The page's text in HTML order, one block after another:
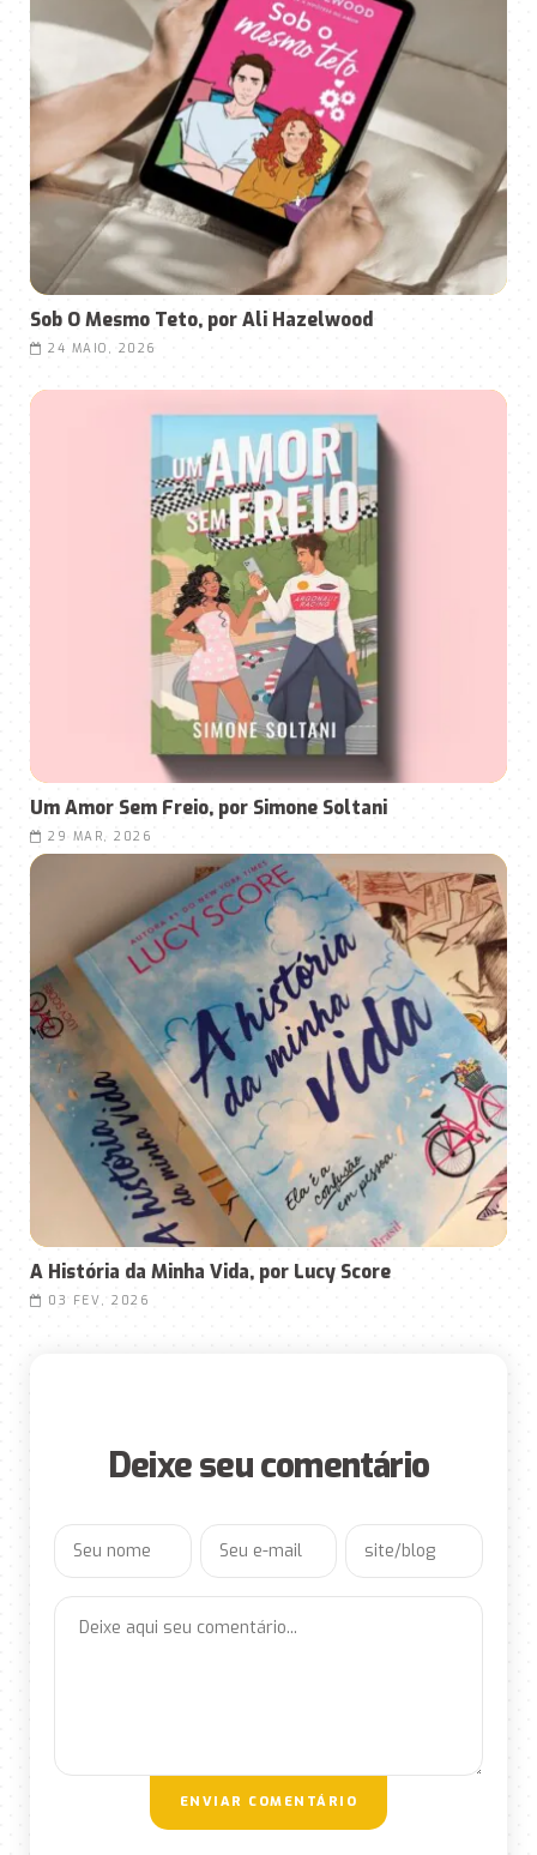
Sob O Mesmo Teto, por Ali Hazelwood
24 MAIO, 2026
Um Amor Sem Freio, por Simone Soltani
29 MAR, 2026
A História da Minha Vida, por Lucy Score
03 FEV, 2026
Deixe seu comentário
ENVIAR COMENTÁRIO